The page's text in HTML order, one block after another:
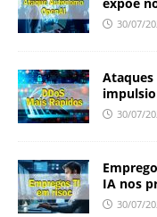
30/07/
Ataques
30/07/
IA nos
30/07/